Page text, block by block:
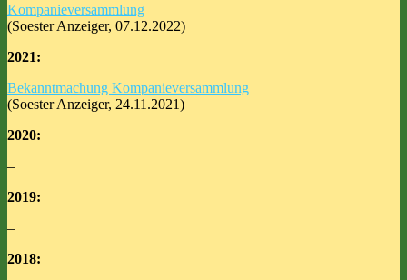
Kompanieversammlung
(Soester Anzeiger, 07.12.2022)
2021:
Bekanntmachung Kompanieversammlung
(Soester Anzeiger, 24.11.2021)
2020:
–
2019:
–
2018: